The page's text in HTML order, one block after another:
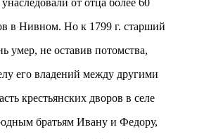
от отца более 60
в Нивном. Но к 1799 г. старший
не оставив потомства,
его владений между другими
крестьянских дворов в селе
братьям Ивану и Федору,